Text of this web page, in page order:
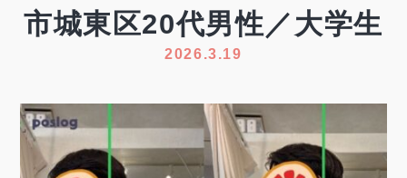
市城東区20代男性／大学生
2026.3.19